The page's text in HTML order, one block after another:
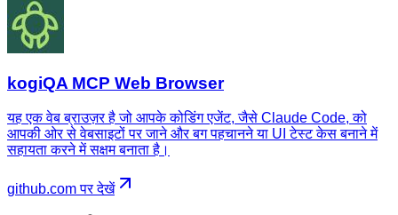
kogiQA MCP Web Browser
यह एक वेब ब्राउज़र है जो आपके कोडिंग एजेंट, जैसे Claude Code, को
आपकी ओर से वेबसाइटों पर जाने और बग पहचानने या UI टेस्ट केस बनाने में
सहायता करने में सक्षम बनाता है।
github.com पर देखें